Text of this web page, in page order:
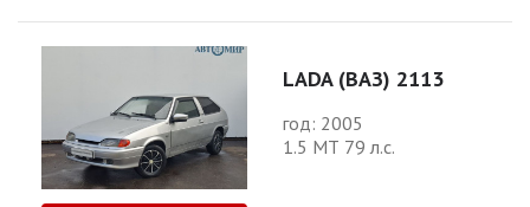
LADA (ВАЗ) 2113
год: 2005
1.5 МТ 79 л.с.